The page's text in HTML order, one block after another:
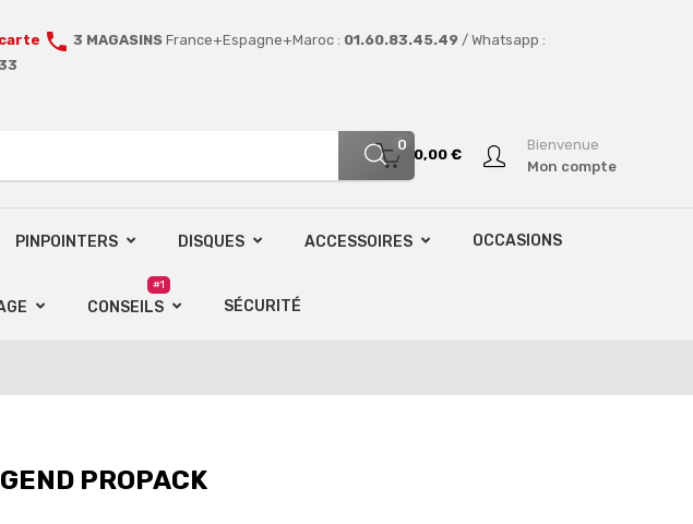
call 3 MAGASINS France+Espagne+Maroc : 01.60.83.45.49 / Whatsapp :
0
0,00 €
Bienvenue
Mon compte
PINPOINTERS DISQUES ACCESSOIRES OCCASIONS
CONSEILS
#1
SÉCURITÉ
PROPACK